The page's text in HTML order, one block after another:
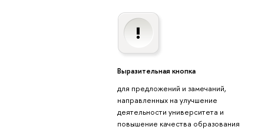
Выразительная кнопка
для предложений и замечаний,
направленных на улучшение
деятельности университета и
повышение качества образования